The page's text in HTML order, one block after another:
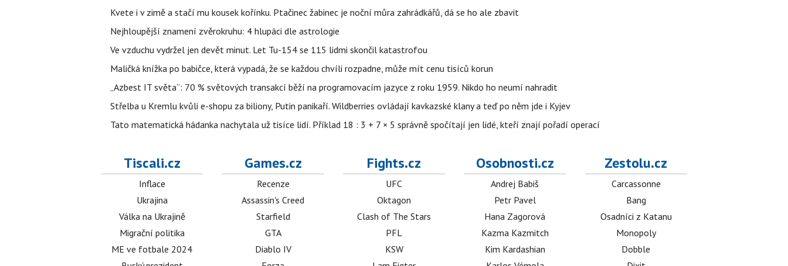
Kvete i v zimě a stačí mu kousek kořínku. Ptačinec žabinec je noční můra zahrádkářů, dá se ho ale zbavit
Nejhloupější znamení zvěrokruhu: 4 hlupáci dle astrologie
Ve vzduchu vydržel jen devět minut. Let Tu-154 se 115 lidmi skončil katastrofou
Maličká knížka po babičce, která vypadá, že se každou chvíli rozpadne, může mít cenu tisíců korun
„Azbest IT světa“: 70 % světových transakcí běží na programovacím jazyce z roku 1959. Nikdo ho neumí nahradit
Střelba u Kremlu kvůli e-shopu za biliony, Putin panikaří. Wildberries ovládají kavkazské klany a teď po něm jde i Kyjev
Tato matematická hádanka nachytala už tisíce lidí. Příklad 18 : 3 + 7 × 5 správně spočítají jen lidé, kteří znají pořadí operací
Tiscali.cz
Inflace
Ukrajina
Válka na Ukrajině
Migrační politika
ME ve fotbale 2024
Games.cz
Recenze
Assassin's Creed
Starfield
GTA
Diablo IV
Fights.cz
UFC
Oktagon
Clash of The Stars
PFL
KSW
Osobnosti.cz
Andrej Babiš
Petr Pavel
Hana Zagorová
Kazma Kazmitch
Kim Kardashian
Zestolu.cz
Carcassonne
Bang
Osadníci z Katanu
Monopoly
Dobble